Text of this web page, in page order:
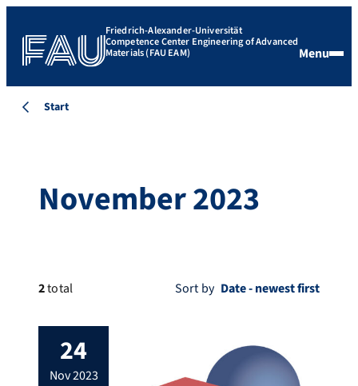
Friedrich-Alexander-Universität
Competence Center Engineering of Advanced
Materials (FAU EAM) Menu
Start
November 2023
2total Sort by
24
nov 2023